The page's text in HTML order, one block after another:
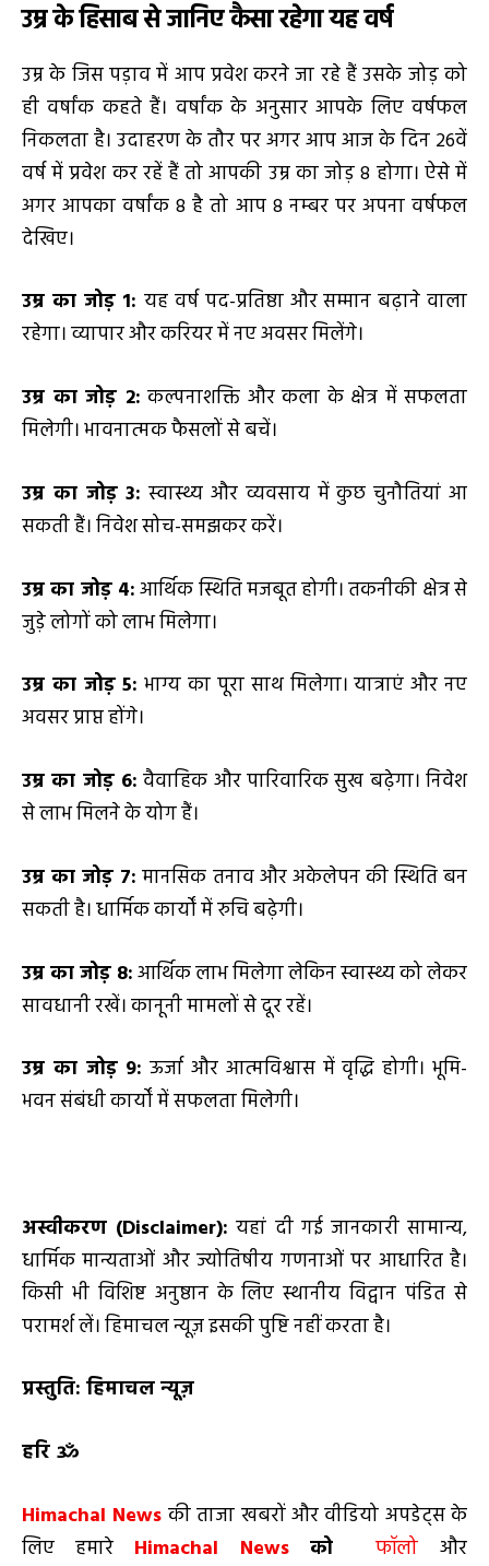
उम्र के हिसाब से जानिए कैसा रहेगा यह वर्ष
उम्र के जिस पड़ाव में आप प्रवेश करने जा रहे हैं उसके जोड़ को
ही वर्षांक कहते हैं। वर्षांक के अनुसार आपके लिए वर्षफल
निकलता है। उदाहरण के तौर पर अगर आप आज के दिन 26वें
वर्ष में प्रवेश कर रहें हैं तो आपकी उम्र का जोड़ 8 होगा। ऐसे में
अगर आपका वर्षांक 8 है तो आप 8 नम्बर पर अपना वर्षफल
देखिए।
उम्र का जोड़ 1:यह वर्ष पद-प्रतिष्ठा और सम्मान बढ़ाने वाला
रहेगा। व्यापार और करियर में नए अवसर मिलेंगे।
उम्र का जोड़ 2: कल्पनाशक्ति और कला के क्षेत्र में सफलता
मिलेगी। भावनात्मक फैसलों से बचें।
उम्र का जोड़3: स्वास्थ्य और व्यवसाय में कुछ चुनौतियां आ
सकती हैं। निवेश सोच-समझकर करें।
उम्र का जोड़ 4:आर्थिक स्थिति मजबूत होगी। तकनीकी क्षेत्र से
जुड़े लोगों को लाभ मिलेगा।
उम्र का जोड़5: भाग्य का पूरा साथ मिलेगा। यात्राएं और नए
अवसर प्राप्त होंगे।
उम्र का जोड़ 6: वैवाहिक और पारिवारिक सुख बढ़ेगा। निवेश
से लाभ मिलने के योग हैं।
उम्र का जोड़ 7: मानसिक तनाव और अकेलेपन की स्थिति बन
सकती है। धार्मिक कार्यों में रुचि बढ़ेगी।
उम्र का जोड़ 8:आर्थिक लाभ मिलेगा लेकिन स्वास्थ्य को लेकर
सावधानी रखें। कानूनी मामलों से दूर रहें।
उम्र का जोड़ 9: ऊर्जा और आत्मविश्वास में वृद्धि होगी। भूमि-
भवन संबंधी कार्यों में सफलता मिलेगी।
अस्वीकरण (Disclaimer): यहां दी गई जानकारी सामान्य,
धार्मिक मान्यताओं और ज्योतिषीय गणनाओं पर आधारित है।
किसी भी विशिष्ट अनुष्ठान के लिए स्थानीय विद्वान पंडित से
परामर्श लें। हिमाचल न्यूज़ इसकी पुष्टि नहीं करता है।
प्रस्तुति: हिमाचल न्यूज़
हरि ॐ
Himachal News की ताजा खबरों और वीडियो अपडेट्स के
लिए हमारे Himachal News को फॉलो
और